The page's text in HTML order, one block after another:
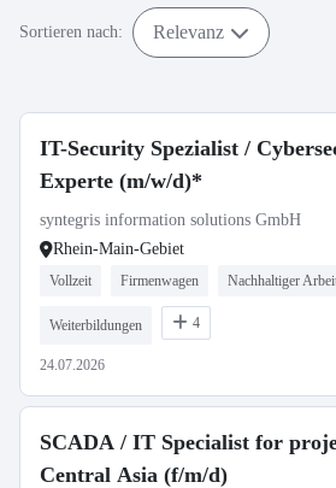
Sortieren nach: Relevanz
IT-Security Spezialist /
Experte (m/w/d)*
syntegris information solutions GmbH
Rhein-Main-Gebiet
Vollzeit Firmenwagen Nachhaltiger
Weiterbildungen 4
24.07.2026
SCADA / IT Specialist for
Central Asia (f/m/d)